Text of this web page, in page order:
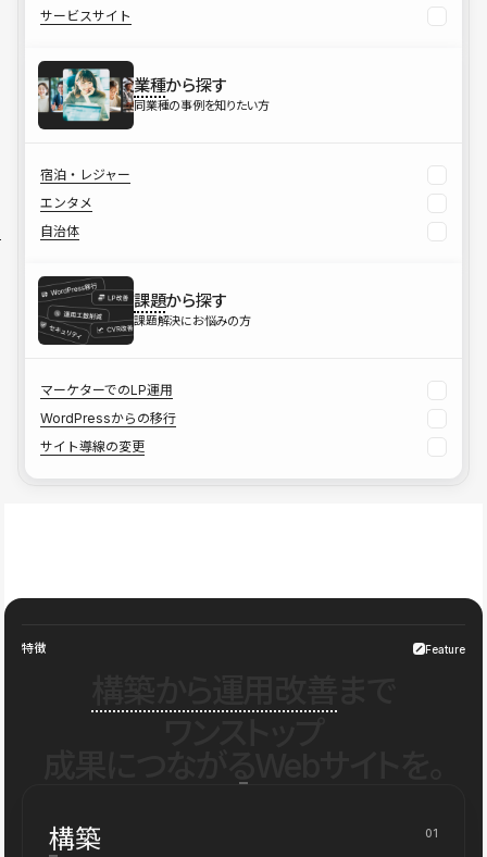
サービスサイト
業種から探す
同業種の事例を知りたい方
宿泊・レジャー
エンタメ
自治体
課題から探す
課題解決にお悩みの方
マーケターでのLP運用
WordPressからの移行
サイト導線の変更
特徴 Feature
構築 01